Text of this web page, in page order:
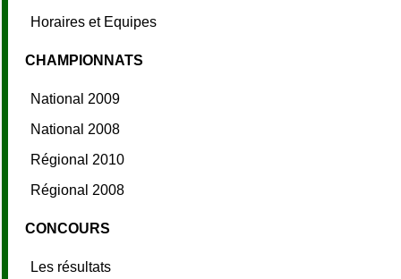
Horaires et Equipes
CHAMPIONNATS
National 2009
National 2008
Régional 2010
Régional 2008
CONCOURS
Les résultats